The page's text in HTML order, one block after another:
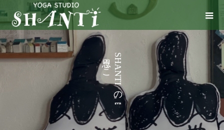
S
H
A
N
T
I
の
。
う
こ
と
な